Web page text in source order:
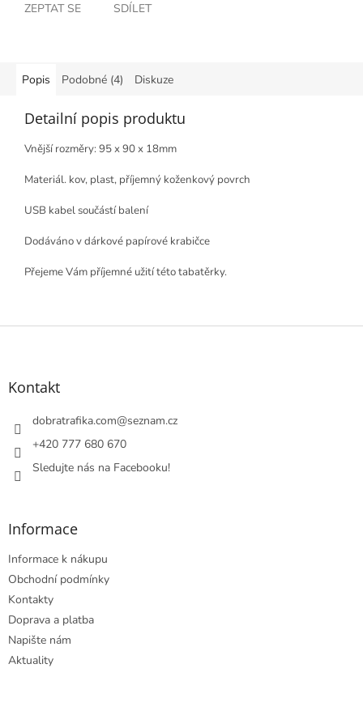
ZEPTAT SE SDÍLET
Popis Podobné (4) Diskuze
Detailní popis produktu
Vnější rozměry: 95 x 90 x 18mm
Materiál. kov, plast, příjemný koženkový povrch
USB kabel součástí balení
Dodáváno v dárkové papírové krabičce
Přejeme Vám příjemné užití této tabatěrky.
Z
Kontakt
dobratrafika.com@seznam.cz
+420 777 680 670
Sledujte nás na Facebooku!
Informace
Informace k nákupu
Obchodní podmínky
Kontakty
Doprava a platba
Napište nám
Aktuality